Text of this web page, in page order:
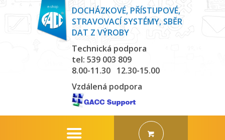
DOCHÁZKOVÉ, PŘÍSTUPOVÉ,
STRAVOVACÍ SYSTÉMY, SBĚR
DAT Z VÝROBY
Technická podpora
tel: 539 003 809
8.00-11.30 12.30-15.00
Vzdálená podpora